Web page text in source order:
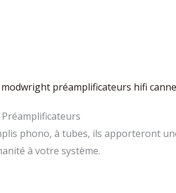
Préamplificateurs
phono, à tubes, ils apporteront
à votre système.